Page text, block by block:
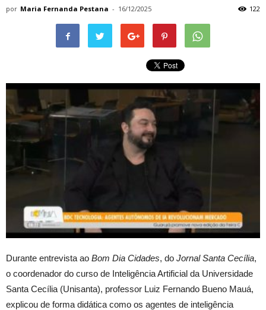
por Maria Fernanda Pestana - 16/12/2025 122
Durante entrevista ao Bom Dia Cidades, do Jornal Santa Cecília,
o coordenador do curso de Inteligência Artificial da Universidade
Santa Cecília (Unisanta), professor Luiz Fernando Bueno Mauá,
explicou de forma didática como os agentes de inteligência